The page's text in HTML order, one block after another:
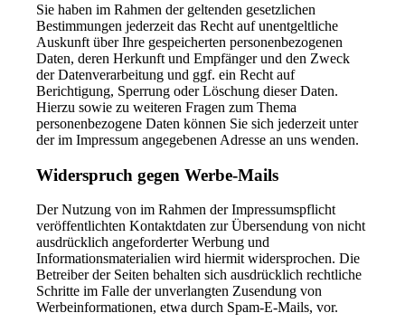
Sie haben im Rahmen der geltenden gesetzlichen
Bestimmungen jederzeit das Recht auf unentgeltliche
Auskunft über Ihre gespeicherten personenbezogenen
Daten, deren Herkunft und Empfänger und den Zweck
der Datenverarbeitung und ggf. ein Recht auf
Berichtigung, Sperrung oder Löschung dieser Daten.
Hierzu sowie zu weiteren Fragen zum Thema
personenbezogene Daten können Sie sich jederzeit unter
der im Impressum angegebenen Adresse an uns wenden.
Widerspruch gegen Werbe-Mails
Der Nutzung von im Rahmen der Impressumspflicht
veröffentlichten Kontaktdaten zur Übersendung von nicht
ausdrücklich angeforderter Werbung und
Informationsmaterialien wird hiermit widersprochen. Die
Betreiber der Seiten behalten sich ausdrücklich rechtliche
Schritte im Falle der unverlangten Zusendung von
Werbeinformationen, etwa durch Spam-E-Mails, vor.